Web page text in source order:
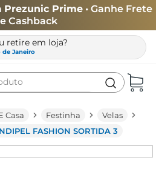
Prezunic Prime • Ganhe Frete
Cashback
retire em loja?
de Janeiro
Casa Festinha
Velas
FASHION SORTIDA 3